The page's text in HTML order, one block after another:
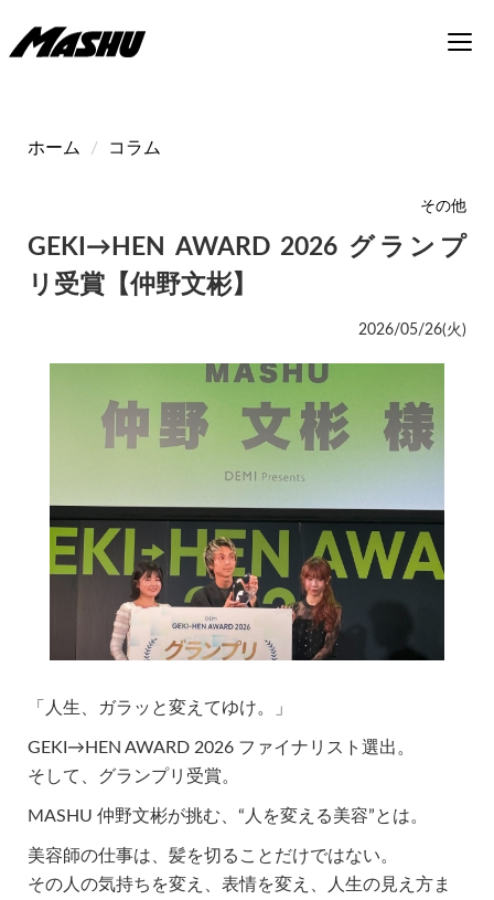
イ
ホーム コラム
その他
GEKI→HEN AWARD 2026 グランプ
リ受賞【仲野文彬】
2026/05/26(火)
「人生、ガラッと変えてゆけ。」
GEKI→HEN AWARD 2026 ファイナリスト選出。
そして、グランプリ受賞。
MASHU 仲野文彬が挑む、“人を変える美容”とは。
美容師の仕事は、髪を切ることだけではない。
その人の気持ちを変え、表情を変え、人生の見え方ま